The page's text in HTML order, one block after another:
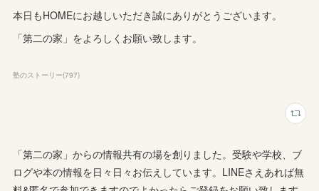
本日もHOMEにお越しいただき誠にありがとうございます。
「第二の家」をよろしくお願い致します。
塾のストーリー(797)
「第二の家」からの情報共有の場を創りました。受験や学校、ブ
ログや本の情報を日々日々お伝えしています。LINEさえあれば無